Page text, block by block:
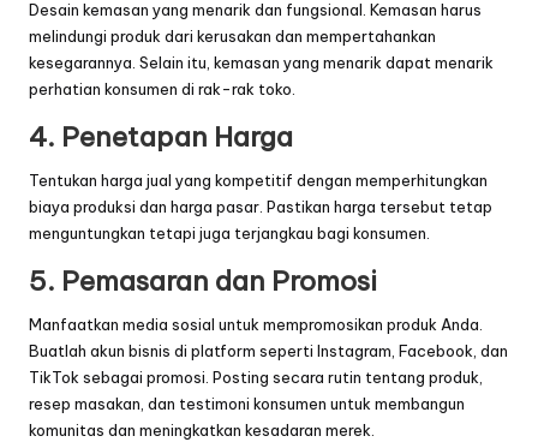
Desain kemasan yang menarik dan fungsional. Kemasan harus
melindungi produk dari kerusakan dan mempertahankan
kesegarannya. Selain itu, kemasan yang menarik dapat menarik
perhatian konsumen di rak-rak toko.
4. Penetapan Harga
Tentukan harga jual yang kompetitif dengan memperhitungkan
biaya produksi dan harga pasar. Pastikan harga tersebut tetap
menguntungkan tetapi juga terjangkau bagi konsumen.
5. Pemasaran dan Promosi
Manfaatkan media sosial untuk mempromosikan produk Anda.
Buatlah akun bisnis di platform seperti Instagram, Facebook, dan
TikTok sebagai promosi. Posting secara rutin tentang produk,
resep masakan, dan testimoni konsumen untuk membangun
komunitas dan meningkatkan kesadaran merek.